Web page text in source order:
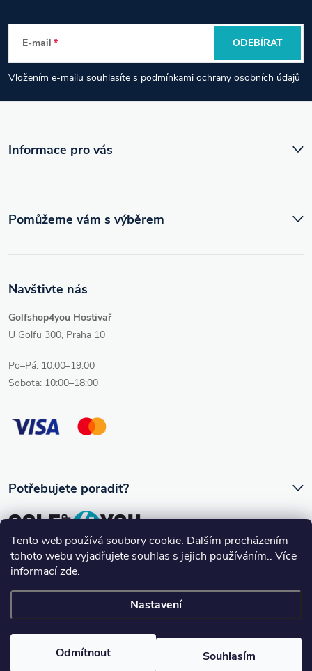
Tento web používá soubory cookie. Dalším procházením
tohoto webu vyjadřujete souhlas s jejich používáním.. Více
informacízde.
Nastavení
Odmítnout Souhlasím
p
a
t
E-mail
Vložením e-mailu souhlasíte s podmínkami ochrany osobních údajů
ODEBÍRAT
Informace pro vás
Navštivte nás
Golfshop4you Hostivař
U Golfu 300, Praha 10
Po–Pá: 10:00–19:00
Sobota: 10:00–18:00
Pomůžeme vám s výběrem
Potřebujete poradit?
Ozve se vám skutečný člověk, který golfovému vybavení rozumí.
nastavení cookies